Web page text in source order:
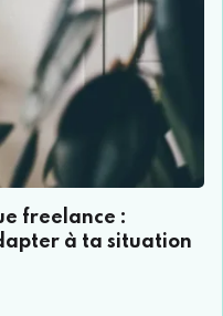
freelance :
à ta situation